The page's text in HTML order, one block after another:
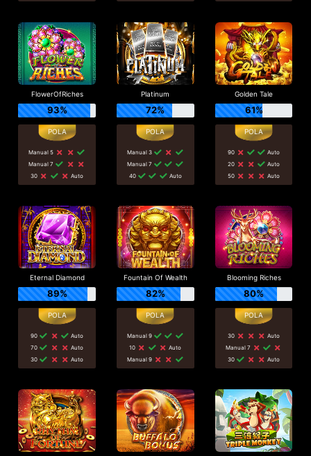
FlowerOfRiches
93%
Manual 5
Manual 7
30
Auto
Platinum
72%
Manual 3
Manual 7
40
Auto
Golden Tale
61%
90
Auto
20
Auto
50
Auto
Eternal Diamond
89%
90
Auto
70
Auto
30
Auto
Fountain Of Wealth
82%
Manual 9
10
Auto
Manual 9
Blooming Riches
80%
30
Auto
Manual 7
30
Auto